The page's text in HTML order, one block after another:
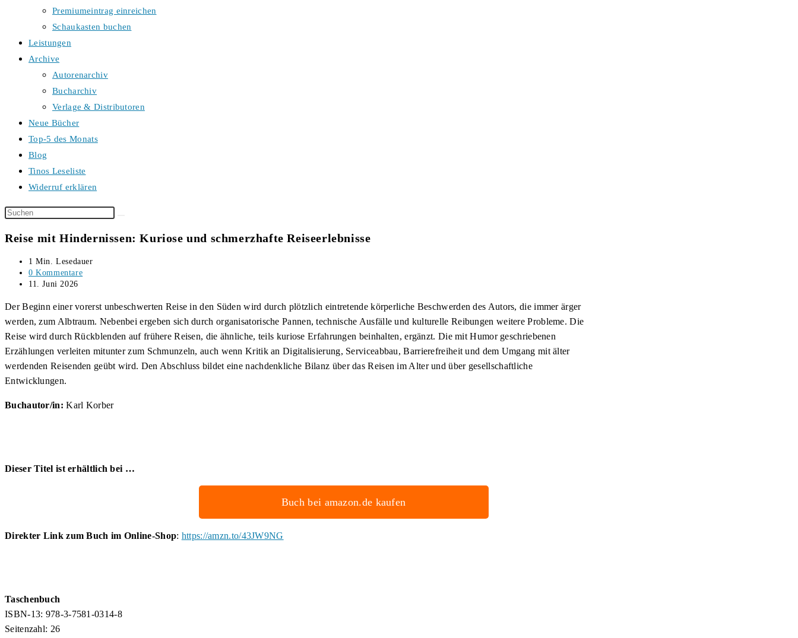
Premiumeintrag einreichen
Schaukasten buchen
Leistungen
Archive
Autorenarchiv
Bucharchiv
Verlage & Distributoren
Neue Bücher
Top-5 des Monats
Blog
Tinos Leseliste
Widerruf erklären
Diese
durchsuchen
Reise mit Hindernissen: Kuriose und schmerzhafte Reiseerlebnisse
Lesedauer:
1 Min. Lesedauer
Beitrags-
Kommentare:
0 Kommentare
Beitrag
11. Juni 2026
Der Beginn einer vorerst unbeschwerten Reise in den Süden wird durch plötzlich eintretende körperliche Beschwerden des Autors, die immer ärger
werden, zum Albtraum. Nebenbei ergeben sich durch organisatorische Pannen, technische Ausfälle und kulturelle Reibungen weitere Probleme. Die
Reise wird durch Rückblenden auf frühere Reisen, die ähnliche, teils kuriose Erfahrungen beinhalten, ergänzt. Die mit Humor geschriebenen
Erzählungen verleiten mitunter zum Schmunzeln, auch wenn Kritik an Digitalisierung, Serviceabbau, Barrierefreiheit und dem Umgang mit älter
werdenden Reisenden geübt wird. Den Abschluss bildet eine nachdenkliche Bilanz über das Reisen im Alter und über gesellschaftliche
Entwicklungen.
Buchautor/in:Karl Korber
Dieser Titel ist erhältlich bei …
Buch bei amazon.de kaufen
Direkter Link zum Buch im Online-Shop: https://amzn.to/43JW9NG
Taschenbuch
ISBN-13: 978-3-7581-0314-8
Seitenzahl: 26